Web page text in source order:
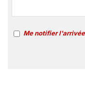
Me notifier